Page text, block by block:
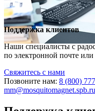
Поддержка клиентов
Наши специалисты с
по электронной почте
Свяжитесь с нами
Позвоните нам: 8 (800)
mm@mosquitomagnet.spb.ru